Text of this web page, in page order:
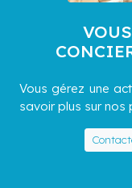
Vous gérez une
savoir plus sur